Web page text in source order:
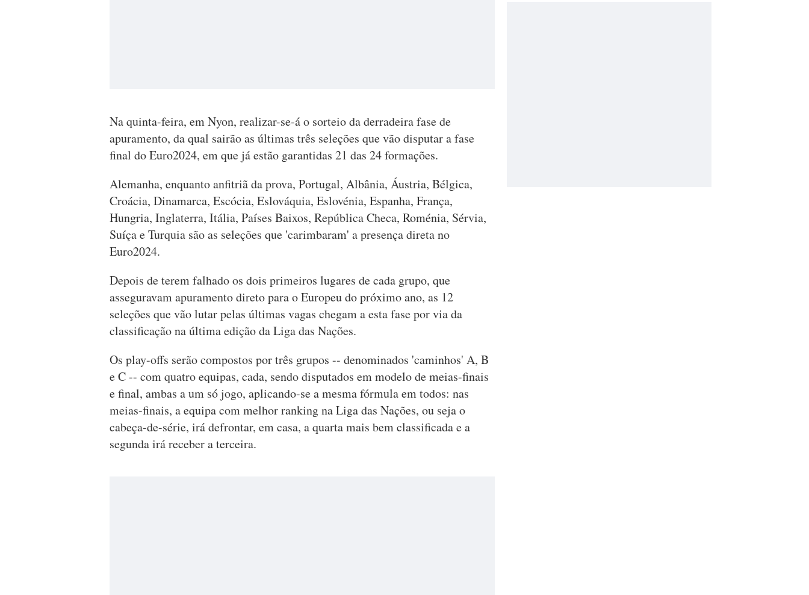
Na quinta-feira, em Nyon, realizar-se-á o sorteio da derradeira fase de
apuramento, da qual sairão as últimas três seleções que vão disputar a fase
final do Euro2024, em que já estão garantidas 21 das 24 formações.
Alemanha, enquanto anfitriã da prova, Portugal, Albânia, Áustria, Bélgica,
Croácia, Dinamarca, Escócia, Eslováquia, Eslovénia, Espanha, França,
Hungria, Inglaterra, Itália, Países Baixos, República Checa, Roménia, Sérvia,
Suíça e Turquia são as seleções que 'carimbaram' a presença direta no
Euro2024.
Depois de terem falhado os dois primeiros lugares de cada grupo, que
asseguravam apuramento direto para o Europeu do próximo ano, as 12
seleções que vão lutar pelas últimas vagas chegam a esta fase por via da
classificação na última edição da Liga das Nações.
Os play-offs serão compostos por três grupos -- denominados 'caminhos' A, B
e C -- com quatro equipas, cada, sendo disputados em modelo de meias-finais
e final, ambas a um só jogo, aplicando-se a mesma fórmula em todos: nas
meias-finais, a equipa com melhor ranking na Liga das Nações, ou seja o
cabeça-de-série, irá defrontar, em casa, a quarta mais bem classificada e a
segunda irá receber a terceira.